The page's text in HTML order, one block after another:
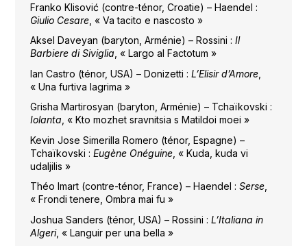
Franko Klisović (contre-ténor, Croatie) – Haendel :
Giulio Cesare, « Va tacito e nascosto »
Aksel Daveyan (baryton, Arménie) – Rossini : Il
Barbiere di Siviglia , « Largo al Factotum »
Ian Castro (ténor, USA) – Donizetti : L’Elisir d’Amore,
« Una furtiva lagrima »
Grisha Martirosyan (baryton, Arménie) – Tchaïkovski :
Iolanta , « Kto mozhet sravnitsia s Matildoi moei »
Kevin Jose Simerilla Romero (ténor, Espagne) –
Tchaïkovski : Eugène Onéguine, « Kuda, kuda vi
udaljilis »
Théo Imart (contre-ténor, France) – Haendel : Serse,
« Frondi tenere, Ombra mai fu »
Joshua Sanders (ténor, USA) – Rossini : L’Italiana in
Algeri, « Languir per una bella »